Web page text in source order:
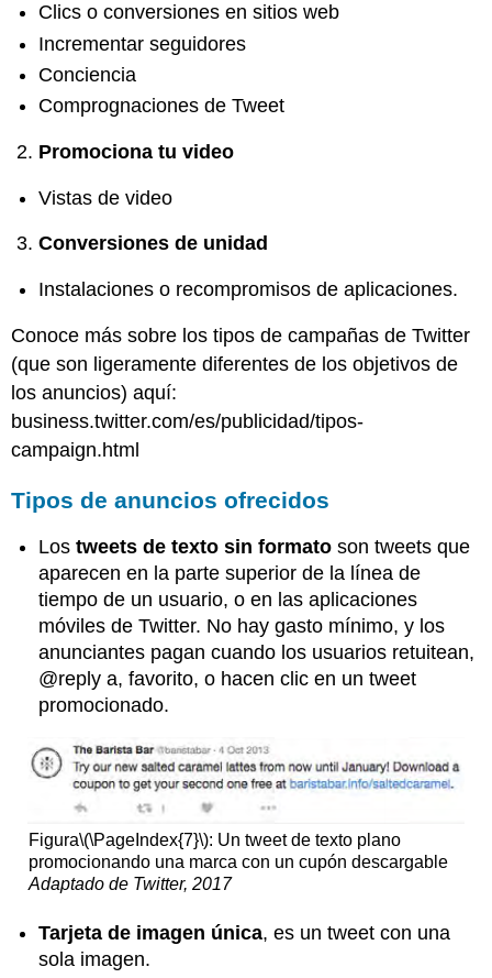
Clics o conversiones en sitios web
Incrementar seguidores
Conciencia
Comprognaciones de Tweet
Promociona tu video
Vistas de video
Conversiones de unidad
Instalaciones o recompromisos de aplicaciones.
Conoce más sobre los tipos de campañas de Twitter
(que son ligeramente diferentes de los objetivos de
los anuncios) aquí:
business.twitter.com/es/publicidad/tipos-
campaign.html
Tipos de anuncios ofrecidos
Lostweets de texto sin formato son tweets que
aparecen en la parte superior de la línea de
tiempo de un usuario, o en las aplicaciones
móviles de Twitter. No hay gasto mínimo, y los
anunciantes pagan cuando los usuarios retuitean,
@reply a, favorito, o hacen clic en un tweet
promocionado.
Figura\(\PageIndex{7}\): Un tweet de texto plano
promocionando una marca con un cupón descargable
Adaptado de Twitter, 2017
Tarjeta de imagen única, es un tweet con una
sola imagen.